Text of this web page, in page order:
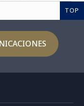
TOP